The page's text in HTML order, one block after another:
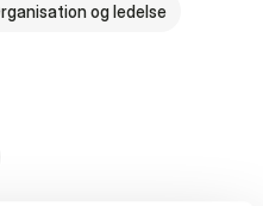
og ledelse
i pro­jekt­le­del­se